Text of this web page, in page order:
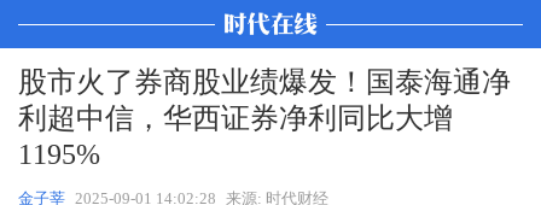
股市火了券商股业绩爆发！国泰海通净
利超中信，华西证券净利同比大增
1195%
金子莘 2025-09-01 14:02:28 来源: 时代财经